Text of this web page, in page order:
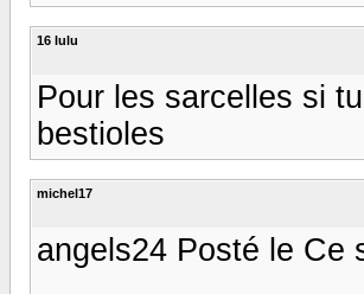
16 lulu
Pour les sarcelles si
bestioles
michel17
angels24 Posté le Ce